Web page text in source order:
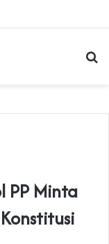
PP Minta